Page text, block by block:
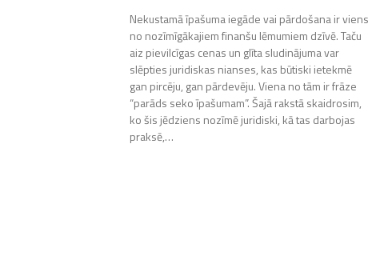
Nekustamā īpašuma iegāde vai pārdošana ir viens
no nozīmīgākajiem finanšu lēmumiem dzīvē. Taču
aiz pievilcīgas cenas un glīta sludinājuma var
slēpties juridiskas nianses, kas būtiski ietekmē
gan pircēju, gan pārdevēju. Viena no tām ir frāze
“parāds seko īpašumam”. Šajā rakstā skaidrosim,
ko šis jēdziens nozīmē juridiski, kā tas darbojas
praksē,…